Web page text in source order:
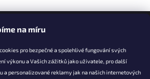
na míru
pro bezpečné a spolehlivé fungování svých
výkonu a Vašich zážitků jako uživatele, pro další
a personalizované reklamy jak na našich internetových